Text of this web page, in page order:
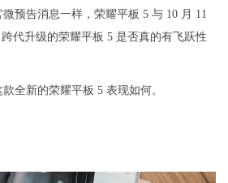
预告消息一样，荣耀平板 5 与 10 月 11
代升级的荣耀平板 5 是否真的有飞跃性
全新的荣耀平板 5 表现如何。